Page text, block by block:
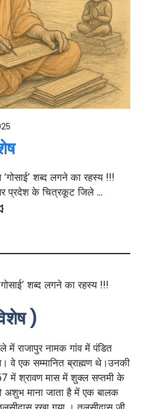
शब्द लगने का रहस्य !!!
प्रदेश के चित्रकूट जिले …
शब्द लगने का रहस्य !!!
)
राजापुर नामक गांव में पंडित
वे एक सम्मानित ब्राह्मण थे।उनकी
में श्रावण मास में शुक्ल सप्तमी के
अशुभ माना जाता है में एक बालक